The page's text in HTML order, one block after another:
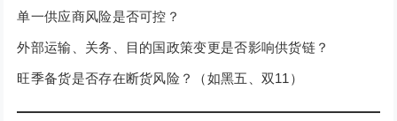
单一供应商风险是否可控？
外部运输、关务、目的国政策变更是否影响供货链？
旺季备货是否存在断货风险？（如黑五、双11）